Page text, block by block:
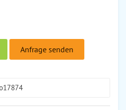
Anfrage senden